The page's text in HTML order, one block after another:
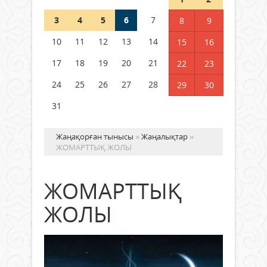
Германия аптап ыстыққа
бастады
04 тамыз 2026 ж.
3
4 5 6 7 8
9
10
11 12 13 14 15
16
17
18 19 20 21 22
23
24
25 26 27 28 29
30
31
Жаңақорған тынысы »Жаңалықтар »
ЖОМАРТТЫҚ ЖОЛЫ
ЖОМАРТТЫҚ
ЖОЛЫ